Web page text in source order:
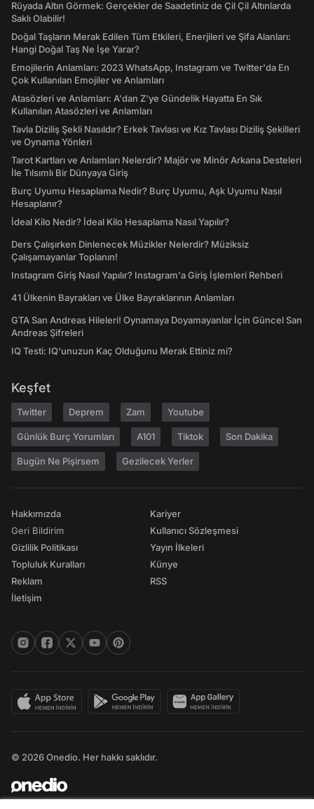
Rüyada Altın Görmek: Gerçekler de Saadetiniz de Çil Çil Altınlarda
Saklı Olabilir!
Doğal Taşların Merak Edilen Tüm Etkileri, Enerjileri ve Şifa Alanları:
Hangi Doğal Taş Ne İşe Yarar?
Emojilerin Anlamları: 2023 WhatsApp, Instagram ve Twitter'da En
Çok Kullanılan Emojiler ve Anlamları
Atasözleri ve Anlamları: A'dan Z'ye Gündelik Hayatta En Sık
Kullanılan Atasözleri ve Anlamları
Tavla Diziliş Şekli Nasıldır? Erkek Tavlası ve Kız Tavlası Diziliş Şekilleri
ve Oynama Yönleri
Tarot Kartları ve Anlamları Nelerdir? Majör ve Minör Arkana Desteleri
İle Tılsımlı Bir Dünyaya Giriş
Burç Uyumu Hesaplama Nedir? Burç Uyumu, Aşk Uyumu Nasıl
Hesaplanır?
İdeal Kilo Nedir? İdeal Kilo Hesaplama Nasıl Yapılır?
Ders Çalışırken Dinlenecek Müzikler Nelerdir? Müziksiz
Çalışamayanlar Toplanın!
Instagram Giriş Nasıl Yapılır? Instagram'a Giriş İşlemleri Rehberi
41 Ülkenin Bayrakları ve Ülke Bayraklarının Anlamları
GTA San Andreas Hileleri! Oynamaya Doyamayanlar İçin Güncel San
Andreas Şifreleri
IQ Testi: IQ'unuzun Kaç Olduğunu Merak Ettiniz mi?
Keşfet
Twitter Deprem Zam Youtube
Günlük Burç Yorumları A101 Tiktok Son Dakika
Bugün Ne Pişirsem Gezilecek Yerler
Hakkımızda
Geri Bildirim
Gizlilik Politikası
Topluluk Kuralları
Reklam
İletişim
Kariyer
Kullanıcı Sözleşmesi
Yayın İlkeleri
Künye
RSS
© 2026 Onedio. Her hakkı saklıdır.